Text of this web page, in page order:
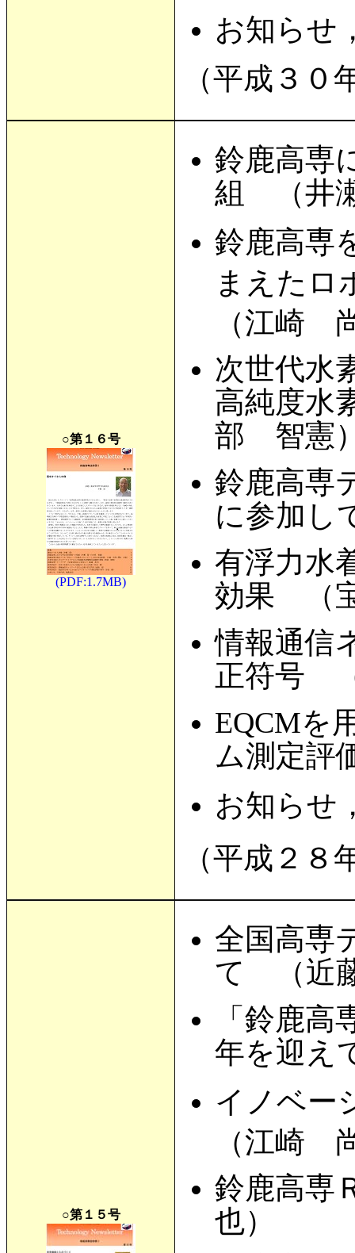
お知らせ
（平成３
○第１６号
(PDF:1.7MB)
鈴鹿高専
組 （井
鈴鹿高専
まえた
（江崎
次世代水
高純度水
部 智憲
鈴鹿高専
に参加
有浮力水
効果 （
情報通信
正符号
EQCMを
ム測定
お知らせ
（平成２
○第１５号
全国高専
て （近
「鈴鹿
年を迎
イノベ
（江崎
鈴鹿高
也）